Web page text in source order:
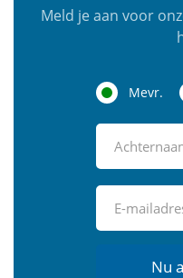
Meld je aan voor
Mevr.
Nu